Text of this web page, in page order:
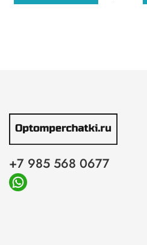
+7 985 568 0677